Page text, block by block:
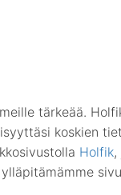
tärkeää.
koskien
Holfik,